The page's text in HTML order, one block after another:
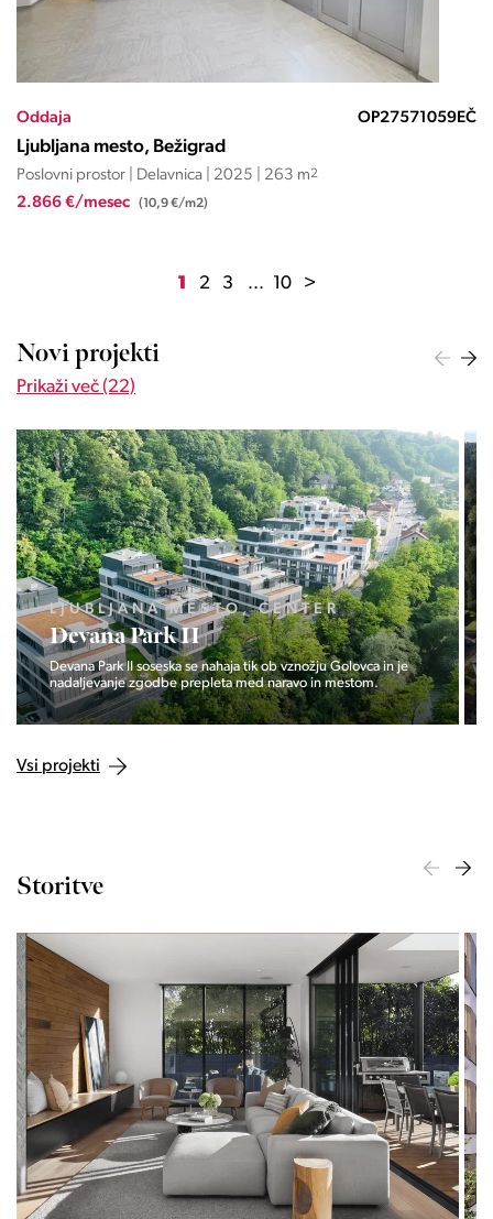
Oddaja OP27571059EČ
Ljubljana mesto, Bežigrad
Poslovni prostor | Delavnica | 2025 | 263 m2
2.866 €/mesec (10,9 €/m2)
1 2 3 ... 10 >
Novi projekti
Prikaži več (22)
LJUBLJANA MESTO, ŠIŠKA, KOSEZE
Pod hribom
Projekt Pod hribom se je pričela gradnja eni izmed najbolj
zaželeni lokaciji v Ljubljani.
Vsi projekti
Storitve